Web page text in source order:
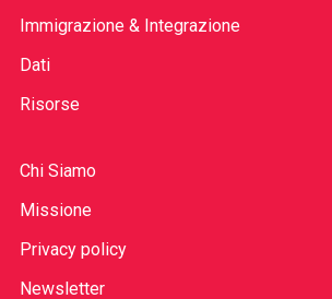
Immigrazione & Integrazione
Dati
Risorse
Chi Siamo
Missione
Privacy policy
Newsletter